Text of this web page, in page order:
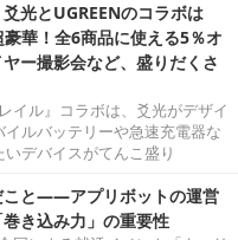
光とUGREENのコラボは
豪華！全6商品に使える5％オ
ー撮影会など、盛りだくさ
イル』コラボは、爻光がデザイ
ルバッテリーや急速充電器な
デバイスがてんこ盛り
こと――アプリボットの運営
き込み力」の重要性